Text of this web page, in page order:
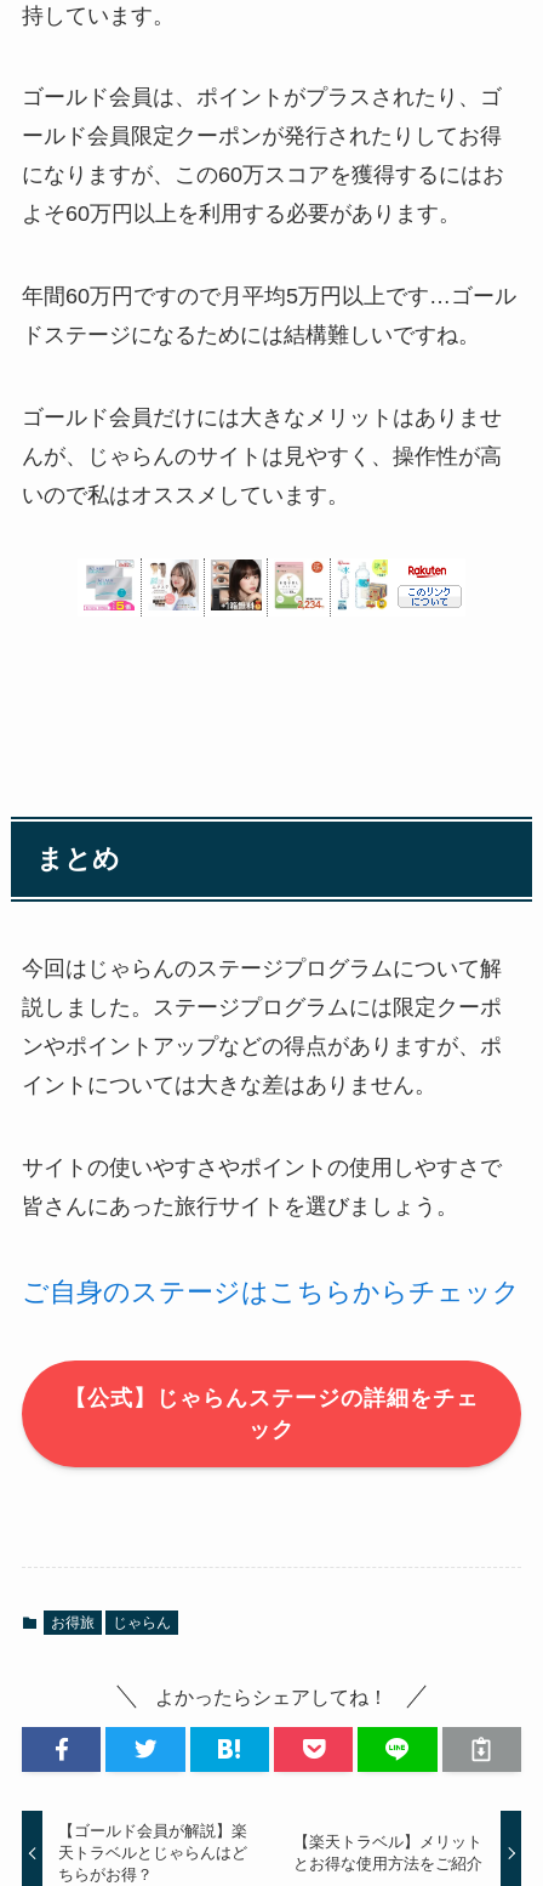
持しています。
ゴールド会員は、ポイントがプラスされたり、ゴ
ールド会員限定クーポンが発行されたりしてお得
になりますが、この60万スコアを獲得するにはお
よそ60万円以上を利用する必要があります。
年間60万円ですので月平均5万円以上です…ゴール
ドステージになるためには結構難しいですね。
ゴールド会員だけには大きなメリットはありませ
んが、じゃらんのサイトは見やすく、操作性が高
いので私はオススメしています。
まとめ
今回はじゃらんのステージプログラムについて解
説しました。ステージプログラムには限定クーポ
ンやポイントアップなどの得点がありますが、ポ
イントについては大きな差はありません。
サイトの使いやすさやポイントの使用しやすさで
皆さんにあった旅行サイトを選びましょう。
ご自身のステージはこちらからチェック
【公式】じゃらんステージの詳細をチェ
ック
お得旅 じゃらん
よかったらシェアしてね！
【ゴールド会員が解説】楽
天トラベルとじゃらんはど
ちらがお得？
【楽天トラベル】メリット
とお得な使用方法をご紹介